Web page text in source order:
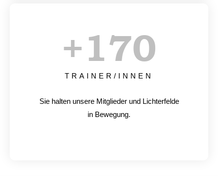
TRAINER/INNEN
+170
Sie halten unsere Mitglieder und Lichterfelde
in Bewegung.